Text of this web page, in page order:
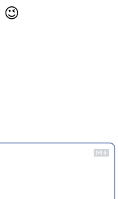
😉